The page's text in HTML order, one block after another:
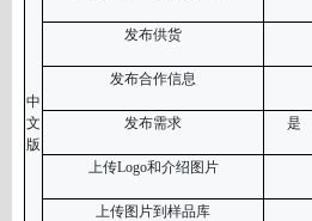
中
文
版
发布供货
发布合作信息
发布需求 是
上传Logo和介绍图片
上传图片到样品库